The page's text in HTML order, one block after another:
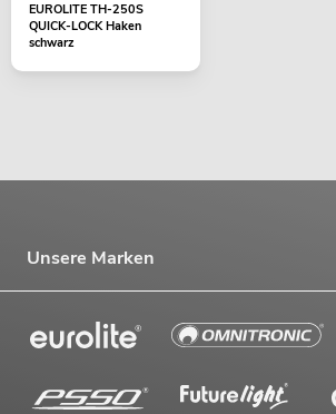
EUROLITE TH-250S
QUICK-LOCK Haken
schwarz
Unsere Marken